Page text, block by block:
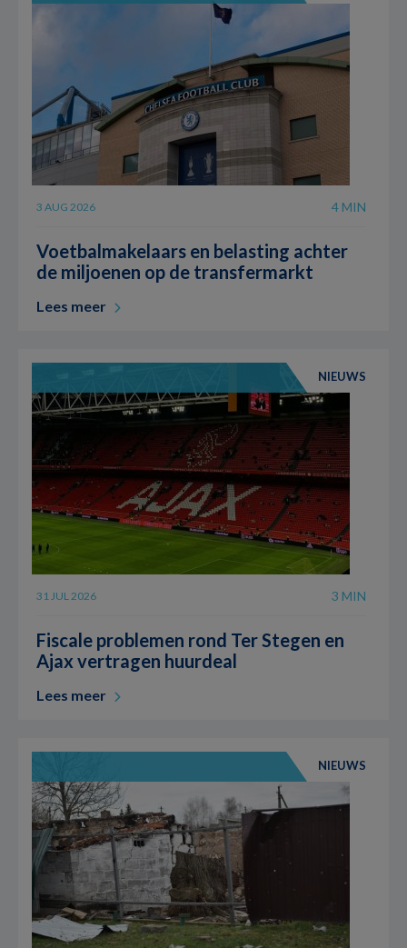
3 AUG 2026 4 MIN
Voetbalmakelaars en belasting achter
de miljoenen op de transfermarkt
Lees meer
NIEUWS
31 JUL 2026 3 MIN
Fiscale problemen rond Ter Stegen en
Ajax vertragen huurdeal
Lees meer
NIEUWS